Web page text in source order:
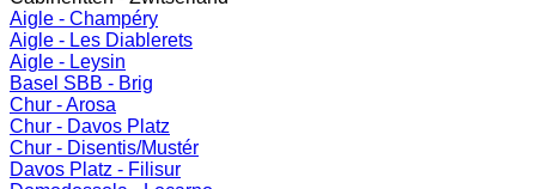
Aigle - Champéry
Aigle - Les Diablerets
Aigle - Leysin
Basel SBB - Brig
Chur - Arosa
Chur - Davos Platz
Chur - Disentis/Mustér
Davos Platz - Filisur